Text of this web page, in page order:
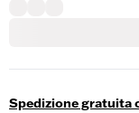
Spedizione gratuita